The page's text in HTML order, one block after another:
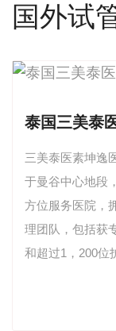
国外试
泰国三美泰
三美泰医素坤逸
于曼谷中心地段
方位服务医院，
理团队，包括获
和超过1，200位